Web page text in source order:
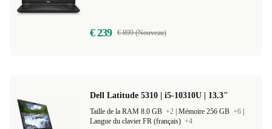
€ 239 € 899 (Nouveau)
Dell Latitude 5310 | i5-10310U | 13.3"
Taille de la RAM 8.0 GB +2 Mémoire 256 GB +6
Langue du clavier FR (français) +4